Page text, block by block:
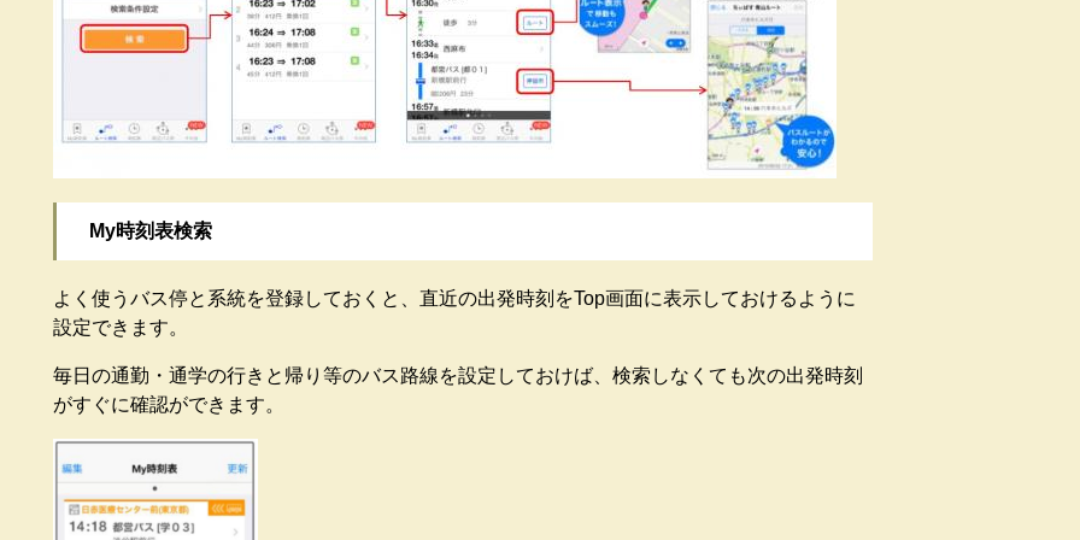
My時刻表検索
よく使うバス停と系統を登録しておくと、直近の出発時刻をTop画面に表示しておけるように
設定できます。
毎日の通勤・通学の行きと帰り等のバス路線を設定しておけば、検索しなくても次の出発時刻
がすぐに確認ができます。